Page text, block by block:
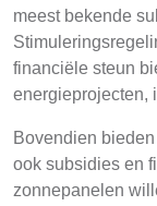
meest bekende
financiële steun
energieprojecten,
Bovendien
ook subsidies en
zonnepanelen